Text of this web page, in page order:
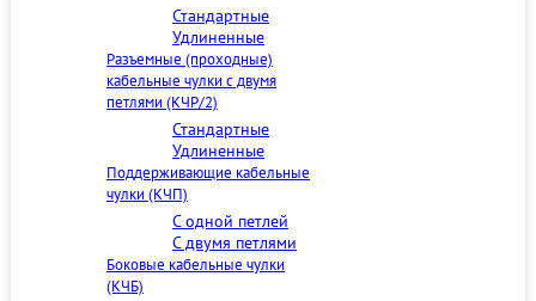
Стандартные
Удлиненные
Разъемные (проходные)
кабельные чулки с двумя
петлями (КЧР/2)
Стандартные
Удлиненные
Поддерживающие кабельные
чулки (КЧП)
С одной петлей
С двумя петлями
Боковые кабельные чулки
(КЧБ)